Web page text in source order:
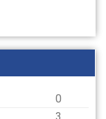
THÁNG ĐỀN
TÂM CHĂM
0
3